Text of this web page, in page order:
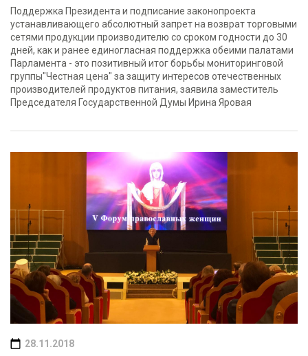
Поддержка Президента и подписание законопроекта
устанавливающего абсолютный запрет на возврат торговыми
сетями продукции производителю со сроком годности до 30
дней, как и ранее единогласная поддержка обеими палатами
Парламента - это позитивный итог борьбы мониторинговой
группы"Честная цена" за защиту интересов отечественных
производителей продуктов питания, заявила заместитель
Председателя Государственной Думы Ирина Яровая
28.11.2018